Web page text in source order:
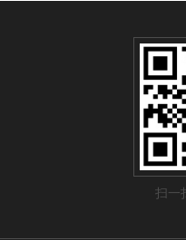
扫一